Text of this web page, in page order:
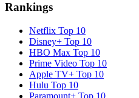
Rankings
Netflix Top 10
Disney+ Top 10
HBO Max Top 10
Prime Video Top 10
Apple TV+ Top 10
Hulu Top 10